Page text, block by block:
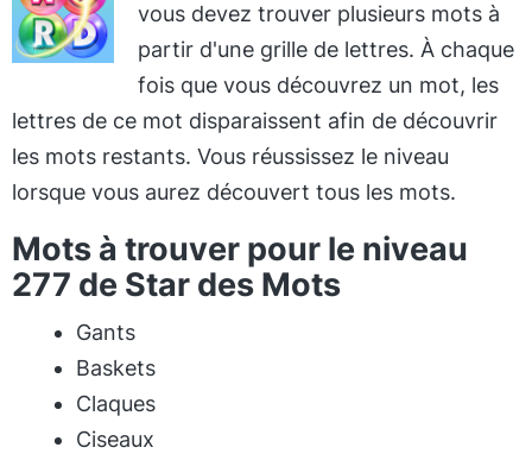
vous devez trouver plusieurs mots à
partir d'une grille de lettres. À chaque
fois que vous découvrez un mot, les
lettres de ce mot disparaissent afin de découvrir
les mots restants. Vous réussissez le niveau
lorsque vous aurez découvert tous les mots.
Mots à trouver pour le niveau
277 de Star des Mots
Gants
Baskets
Claques
Ciseaux